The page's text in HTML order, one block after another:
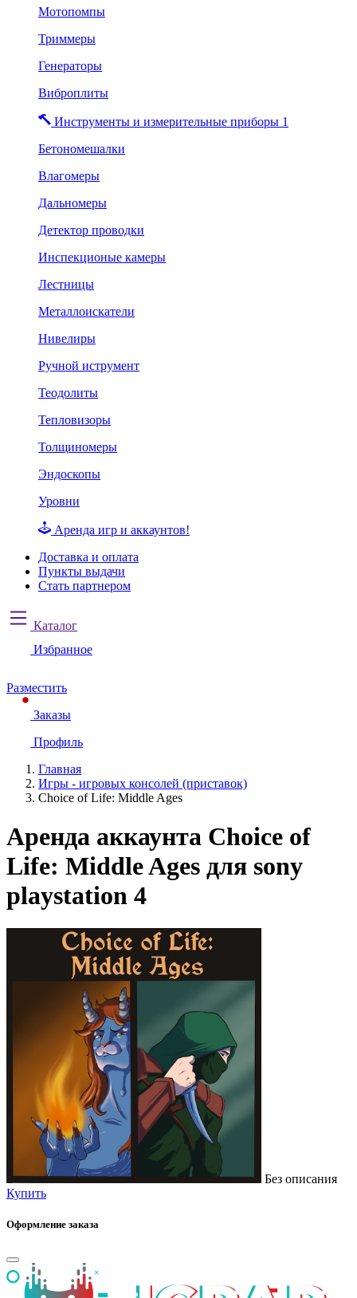
Мотопомпы
Триммеры
Генераторы
Виброплиты
Инструменты и измерительные приборы 1
Бетономешалки
Влагомеры
Дальномеры
Детектор проводки
Инспекционые камеры
Лестницы
Металлоискатели
Нивелиры
Ручной иструмент
Теодолиты
Тепловизоры
Толщиномеры
Эндоскопы
Уровни
Аренда игр и аккаунтов!
Доставка и оплата
Пункты выдачи
Стать партнером
Каталог
Избранное
Разместить
Заказы
Профиль
Главная
Игры - игровых консолей (приставок)
Choice of Life: Middle Ages
Аренда аккаунта Choice of
Life: Middle Ages для sony
playstation 4
Без описания
Купить
Оформление заказа